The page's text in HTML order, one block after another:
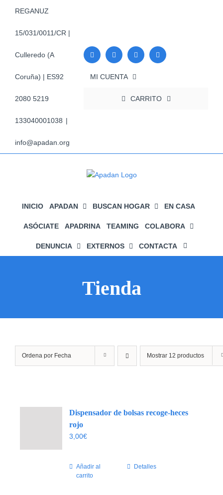
REGANUZ
15/031/0011/CR |
Culleredo (A
Coruña) | ES92
2080 5219
133040001038 |
info@apadan.org
MI CUENTA
CARRITO
INICIO APADAN BUSCAN HOGAR EN CASA
ASÓCIATE APADRINA TEAMING COLABORA
DENUNCIA EXTERNOS CONTACTA
Tienda
Ordena por Fecha Mostrar 12 productos
Dispensador de bolsas recoge-heces
rojo
3,00€
Añadir al
carrito
Detalles